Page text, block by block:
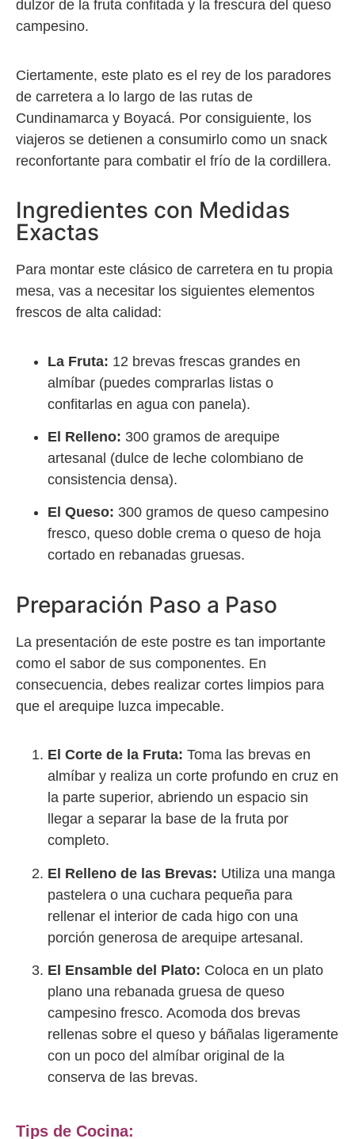
dulzor de la fruta confitada y la frescura del queso
campesino.
Ciertamente, este plato es el rey de los paradores
de carretera a lo largo de las rutas de
Cundinamarca y Boyacá. Por consiguiente, los
viajeros se detienen a consumirlo como un snack
reconfortante para combatir el frío de la cordillera.
Ingredientes con Medidas
Exactas
Para montar este clásico de carretera en tu propia
mesa, vas a necesitar los siguientes elementos
frescos de alta calidad:
La Fruta: 12 brevas frescas grandes en
almíbar (puedes comprarlas listas o
confitarlas en agua con panela).
El Relleno: 300 gramos de arequipe
artesanal (dulce de leche colombiano de
consistencia densa).
El Queso: 300 gramos de queso campesino
fresco, queso doble crema o queso de hoja
cortado en rebanadas gruesas.
Preparación Paso a Paso
La presentación de este postre es tan importante
como el sabor de sus componentes. En
consecuencia, debes realizar cortes limpios para
que el arequipe luzca impecable.
El Corte de la Fruta: Toma las brevas en
almíbar y realiza un corte profundo en cruz en
la parte superior, abriendo un espacio sin
llegar a separar la base de la fruta por
completo.
El Relleno de las Brevas: Utiliza una manga
pastelera o una cuchara pequeña para
rellenar el interior de cada higo con una
porción generosa de arequipe artesanal.
El Ensamble del Plato: Coloca en un plato
plano una rebanada gruesa de queso
campesino fresco. Acomoda dos brevas
rellenas sobre el queso y báñalas ligeramente
con un poco del almíbar original de la
conserva de las brevas.
Tips de Cocina: